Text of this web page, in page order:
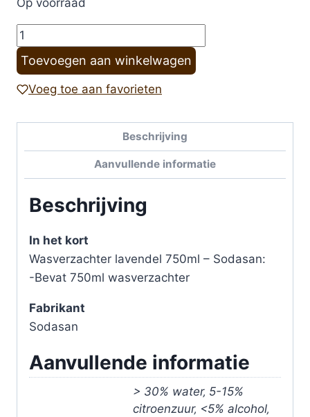
Wasverzachter
lavendel
750ml
-
aantal
Toevoegen aan winkelwagen
Voeg toe aan favorieten
Beschrijving
Aanvullende informatie
Beschrijving
In het kort
Wasverzachter lavendel 750ml – Sodasan:
-Bevat 750ml wasverzachter
Fabrikant
Sodasan
Aanvullende informatie
> 30% water‚ 5-15%
citroenzuur‚ <5% alcohol‚